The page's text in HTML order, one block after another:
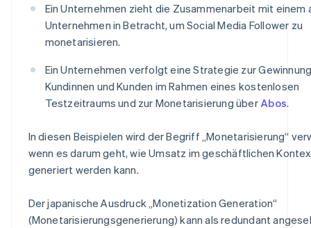
Ein Unternehmen zieht die Zusammenarbeit mit einem
Unternehmen in Betracht, um Social Media Follower zu
monetarisieren.
Ein Unternehmen verfolgt eine Strategie zur
Kundinnen und Kunden im Rahmen eines kostenlosen
Testzeitraums und zur Monetarisierung über Abos.
In diesen Beispielen wird der Begriff „Monetarisierung“
wenn es darum geht, wie Umsatz im geschäftlichen
generiert werden kann.
Der japanische Ausdruck „Monetization Generation“
(Monetarisierungsgenerierung) kann als redundant